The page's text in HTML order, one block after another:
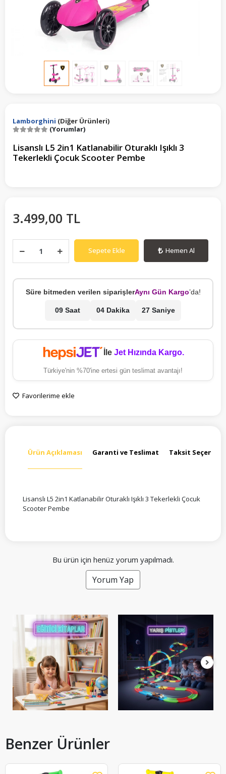
Lamborghini (Diğer Ürünleri)
(Yorumlar)
Lisanslı L5 2in1 Katlanabilir Oturaklı Işıklı 3
Tekerlekli Çocuk Scooter Pembe
3.499,00 TL
Sepete Ekle Hemen Al
Süre bitmeden verilen siparişlerAynı Gün Kargo’da!
09 Saat 04 Dakika 27 Saniye
İleJet Hızında Kargo.
Türkiye'nin %70'ine ertesi gün teslimat avantajı!
Favorilerime ekle
Ürün Açıklaması Garanti ve Teslimat Taksit
Lisanslı L5 2in1 Katlanabilir Oturaklı Işıklı 3 Tekerlekli Çocuk
Scooter Pembe
Bu ürün için henüz yorum yapılmadı.
Yorum Yap
Benzer Ürünler